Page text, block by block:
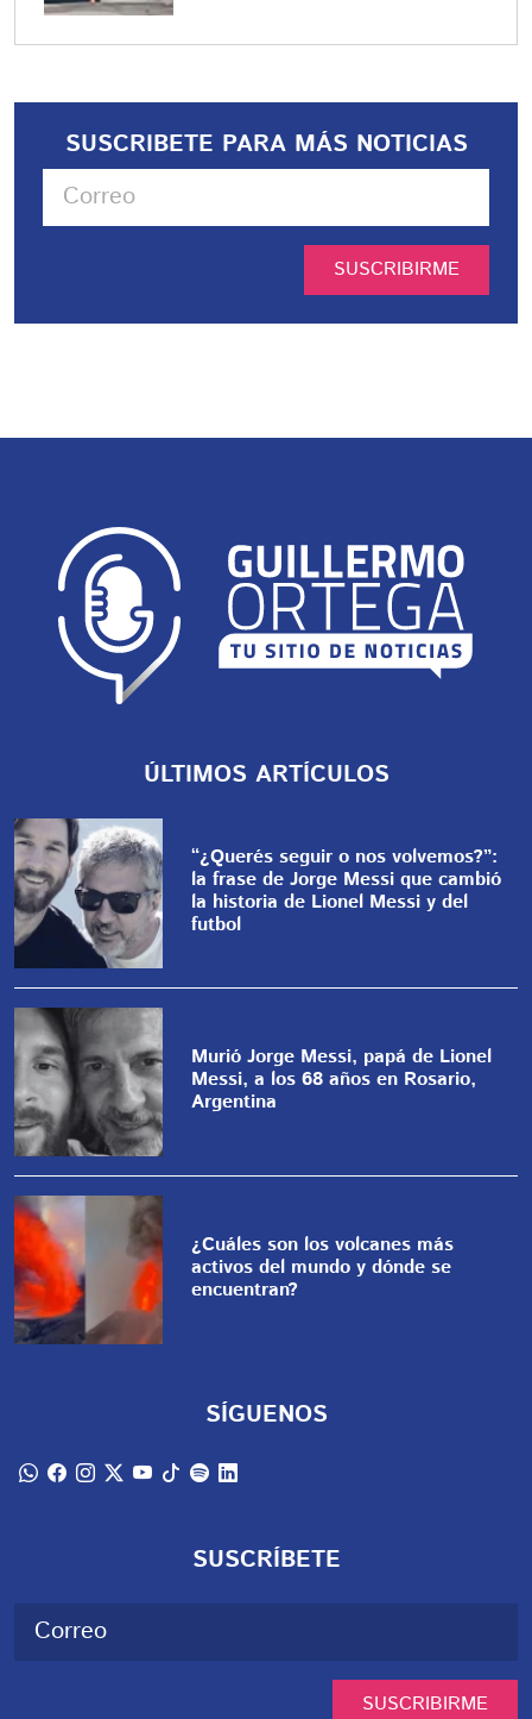
SUSCRIBETE PARA MÁS NOTICIAS
SUSCRIBIRME
ÚLTIMOS ARTÍCULOS
“¿Querés seguir o nos volvemos?”:
la frase de Jorge Messi que cambió
la historia de Lionel Messi y del
futbol
Murió Jorge Messi, papá de Lionel
Messi, a los 68 años en Rosario,
Argentina
¿Cuáles son los volcanes más
activos del mundo y dónde se
encuentran?
SÍGUENOS
SUSCRÍBETE
SUSCRIBIRME